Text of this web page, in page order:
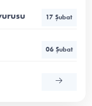
17 Şubat
06 Şubat